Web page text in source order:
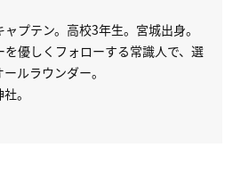
プテン。高校3年生。宮城出身。
優しくフォローする常識人で、選
ルラウンダー。
。